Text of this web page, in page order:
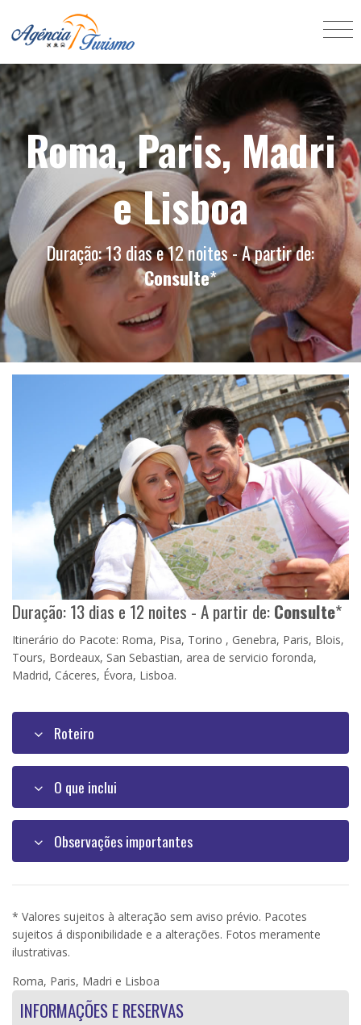
Roma, Paris, Madri
e Lisboa
Duração: 13 dias e 12 noites - A partir de:
Consulte*
Duração: 13 dias e 12 noites - A partir de:Consulte*
Itinerário do Pacote: Roma, Pisa, Torino , Genebra, Paris, Blois,
Tours, Bordeaux, San Sebastian, area de servicio foronda,
Madrid, Cáceres, Évora, Lisboa.
Roteiro
O que inclui
Observações importantes
* Valores sujeitos à alteração sem aviso prévio. Pacotes
sujeitos á disponibilidade e a alterações. Fotos meramente
ilustrativas.
Roma, Paris, Madri e Lisboa
INFORMAÇÕES E RESERVAS